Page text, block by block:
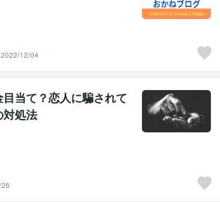
2022/12/04
当て？恋人に騙されて
対処法